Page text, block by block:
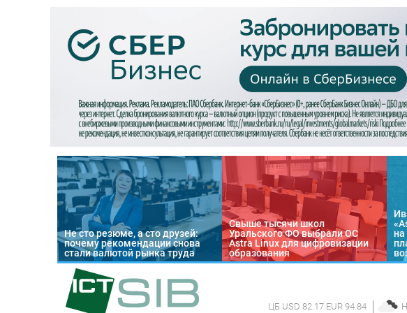
Не сто резюме, а сто друзей:
почему рекомендации снова
стали валютой рынка труда
Свыше тысячи школ
Уральского ФО выбрали ОС
Astra Linux для цифровизации
образования
ЦБ USD 82.17 EUR 94.84